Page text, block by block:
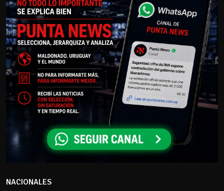
NACIONALES